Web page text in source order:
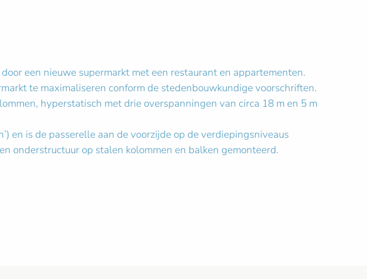
een nieuwe supermarkt met een restaurant en appartementen.
te maximaliseren conform de stedenbouwkundige voorschriften.
hyperstatisch met drie overspanningen van circa 18 m en 5 m
en is de passerelle aan de voorzijde op de verdiepingsniveaus
onderstructuur op stalen kolommen en balken gemonteerd.